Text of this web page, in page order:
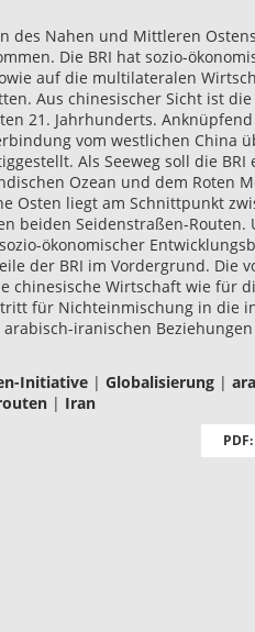
des Nahen und Mittleren
Die BRI hat sozio-
auf die multilateralen
Aus chinesischer Sicht ist
21. Jahrhunderts.
vom westlichen China
Als Seeweg soll die
Ozean und dem Roten
Osten liegt am Schnittpunkt
beiden Seidenstraßen-
ökonomischer
der BRI im Vordergrund. Die
chinesische Wirtschaft wie für
für Nichteinmischung in die
iranischen
Initiative | Globalisierung |
| Iran